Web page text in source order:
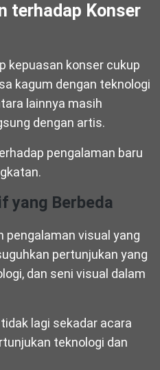
terhadap Konser
kepuasan konser cukup
kagum dengan teknologi
lainnya masih
dengan artis.
pengalaman baru
yang Berbeda
pengalaman visual yang
pertunjukan yang
dan seni visual dalam
lagi sekadar acara
teknologi dan